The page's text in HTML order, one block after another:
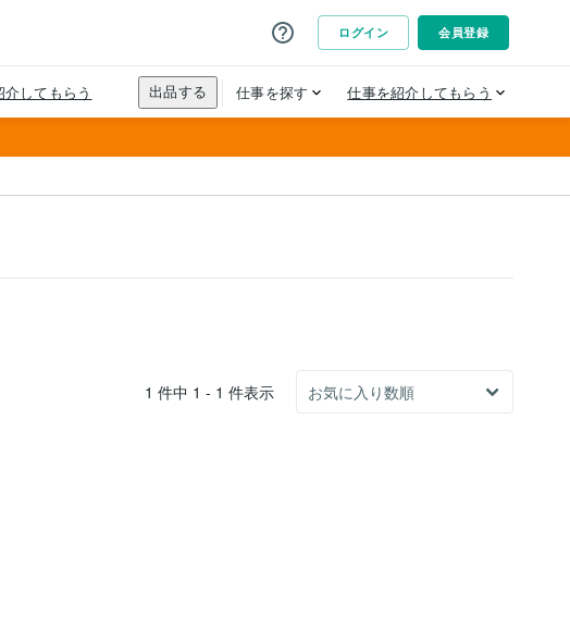
1 件中 1 - 1 件表示